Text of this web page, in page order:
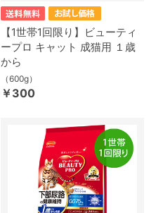
【1世帯1回限り】ビューティ
ープロ キャット 成猫用 １歳
から
（600g）
￥300